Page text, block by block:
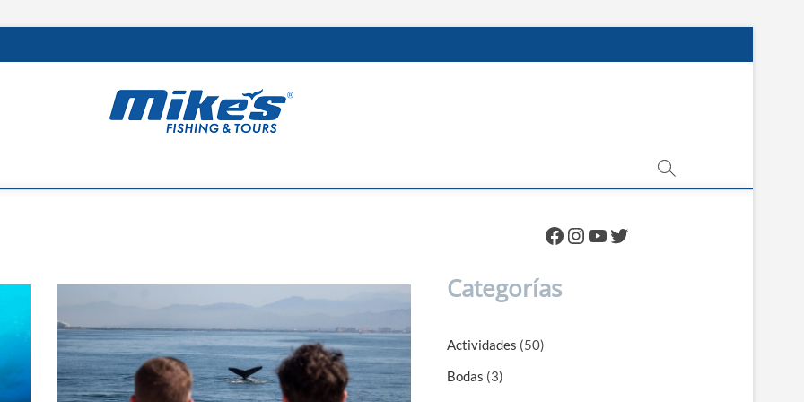
Facebook
Instagram
YouTube
Twitter
Categorías
Actividades (50)
Bodas (3)